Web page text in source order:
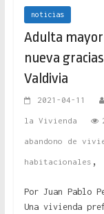
noticias
Adulta mayor
nueva
Valdivia
2021-04-11
la Vivienda
abandono de
habitacionales ,
Por Juan Pablo
Una vivienda